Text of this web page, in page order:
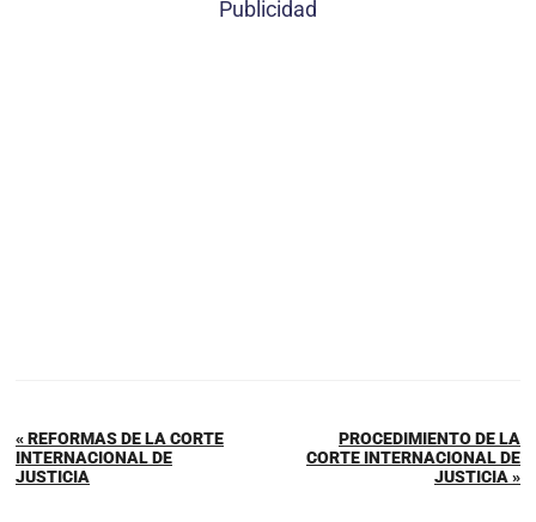
Publicidad
« REFORMAS DE LA CORTE
INTERNACIONAL DE
JUSTICIA
PROCEDIMIENTO DE LA
CORTE INTERNACIONAL DE
JUSTICIA »